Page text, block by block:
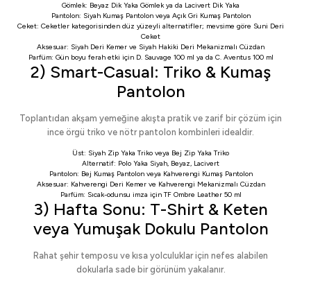
Gömlek: Beyaz Dik Yaka Gömlek ya da Lacivert Dik Yaka
Pantolon: Siyah Kumaş Pantolonveya Açık Gri Kumaş Pantolon
Ceket: Ceketler kategorisinden düz yüzeyli alternatifler; mevsime göre Suni Deri
Ceket
Aksesuar: Siyah Deri Kemer ve Siyah Hakiki Deri Mekanizmalı Cüzdan
Parfüm: Gün boyu ferah etki için D. Sauvage 100 ml ya da C. Aventus 100 ml
2) Smart-Casual: Triko & Kumaş
Pantolon
Toplantıdan akşam yemeğine akışta pratik ve zarif bir çözüm için
ince örgü triko ve nötr pantolon kombinleri idealdir.
Üst: Siyah Zip Yaka Triko veya Bej Zip Yaka Triko
Alternatif: Polo Yaka Siyah, Beyaz, Lacivert
Pantolon: Bej Kumaş Pantolonveya Kahverengi Kumaş Pantolon
Aksesuar: Kahverengi Deri Kemerve Kahverengi Mekanizmalı Cüzdan
Parfüm: Sıcak-odunsu imza içinTF Ombre Leather 50 ml
3) Hafta Sonu: T-Shirt & Keten
veya Yumuşak Dokulu Pantolon
Rahat şehir temposu ve kısa yolculuklar için nefes alabilen
dokularla sade bir görünüm yakalanır.